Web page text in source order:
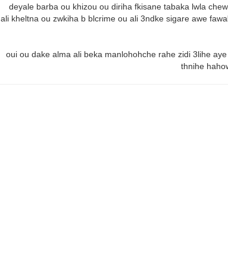
deyale barba ou khizou ou diriha fkisane tabaka lwla
ali kheltna ou zwkiha b blcrime ou ali 3ndke sigare awe
oui ou dake alma ali beka manlohohche rahe zidi 3lihe
thnihe